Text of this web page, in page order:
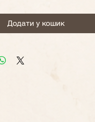
Додати у кошик